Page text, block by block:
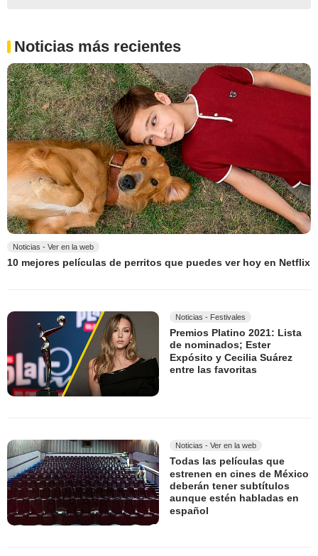
Noticias más recientes
Noticias - Ver en la web
10 mejores películas de perritos que puedes ver hoy en Netflix
Noticias - Festivales
Premios Platino 2021: Lista
de nominados; Ester
Expósito y Cecilia Suárez
entre las favoritas
Noticias - Ver en la web
Todas las películas que
estrenen en cines de México
deberán tener subtítulos
aunque estén habladas en
español